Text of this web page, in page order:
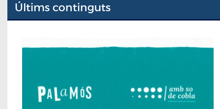
Últims continguts